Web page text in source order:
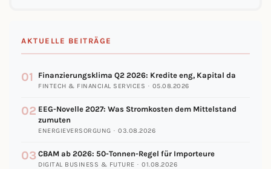
AKTUELLE BEITRÄGE
01 Finanzierungsklima Q2 2026: Kredite eng, Kapital da
FINTECH & FINANCIAL SERVICES · 05.08.2026
02 EEG-Novelle 2027: Was Stromkosten dem Mittelstand
zumuten
ENERGIEVERSORGUNG · 03.08.2026
03 CBAM ab 2026: 50-Tonnen-Regel für Importeure
DIGITAL BUSINESS & FUTURE · 01.08.2026